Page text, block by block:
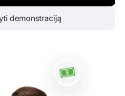
demonstraciją